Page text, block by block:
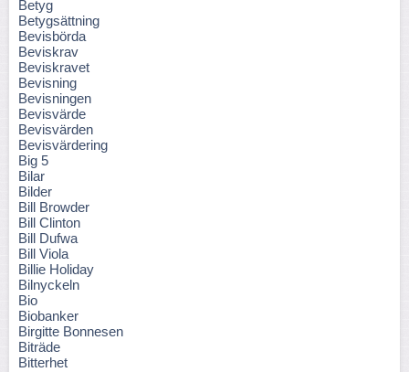
Betyg
Betygsättning
Bevisbörda
Beviskrav
Beviskravet
Bevisning
Bevisningen
Bevisvärde
Bevisvärden
Bevisvärdering
Big 5
Bilar
Bilder
Bill Browder
Bill Clinton
Bill Dufwa
Bill Viola
Billie Holiday
Bilnyckeln
Bio
Biobanker
Birgitte Bonnesen
Biträde
Bitterhet